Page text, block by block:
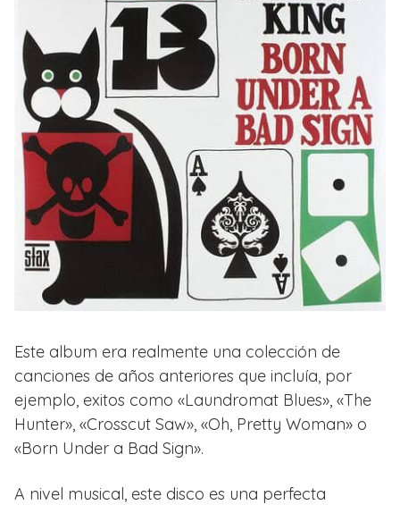
Este album era realmente una colección de
canciones de años anteriores que incluía, por
ejemplo, exitos como «Laundromat Blues», «The
Hunter», «Crosscut Saw», «Oh, Pretty Woman» o
«Born Under a Bad Sign».
A nivel musical, este disco es una perfecta